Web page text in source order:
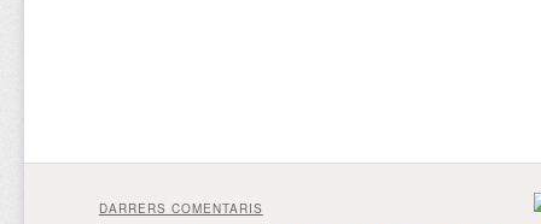
DARRERS COMENTARIS